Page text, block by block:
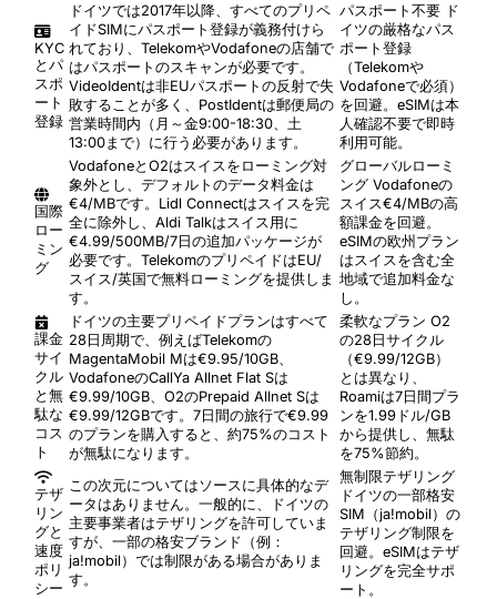
KYC
とパ
スポ
ート
登録
ドイツでは2017年以降、すべてのプリペ
イドSIMにパスポート登録が義務付けら
れており、TelekomやVodafoneの店舗で
はパスポートのスキャンが必要です。
VideoIdentは非EUパスポートの反射で失
敗することが多く、PostIdentは郵便局の
営業時間内（月～金9:00-18:30、土
13:00まで）に行う必要があります。
パスポート不要 ド
イツの厳格なパス
ポート登録
（Telekomや
Vodafoneで必須）
を回避。eSIMは本
人確認不要で即時
利用可能。
国際
ロー
ミン
グ
VodafoneとO2はスイスをローミング対
象外とし、デフォルトのデータ料金は
€4/MBです。Lidl Connectはスイスを完
全に除外し、Aldi Talkはスイス用に
€4.99/500MB/7日の追加パッケージが
必要です。TelekomのプリペイドはEU/
スイス/英国で無料ローミングを提供しま
す。
グローバルローミ
ング Vodafoneの
スイス€4/MBの高
額課金を回避。
eSIMの欧州プラン
はスイスを含む全
地域で追加料金な
し。
課金
サイ
クル
と無
駄な
コス
ト
ドイツの主要プリペイドプランはすべて
28日周期で、例えばTelekomの
MagentaMobil Mは€9.95/10GB、
VodafoneのCallYa Allnet Flat Sは
€9.99/10GB、O2のPrepaid Allnet Sは
€9.99/12GBです。7日間の旅行で€9.99
のプランを購入すると、約75%のコスト
が無駄になります。
柔軟なプラン O2
の28日サイクル
（€9.99/12GB）
とは異なり、
Roamiは7日間プラ
ンを1.99ドル/GB
から提供し、無駄
を75%節約。
テザ
リン
グと
速度
ポリ
シー
この次元についてはソースに具体的なデ
ータはありません。一般的に、ドイツの
主要事業者はテザリングを許可していま
すが、一部の格安ブランド（例：
ja!mobil）では制限がある場合がありま
す。
無制限テザリング
ドイツの一部格安
SIM（ja!mobil）の
テザリング制限を
回避。eSIMはテザ
リングを完全サポ
ート。